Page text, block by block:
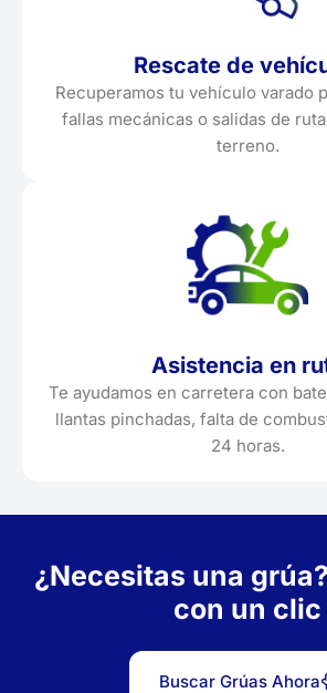
Rescate de
Recuperamos tu vehículo varado
fallas mecánicas o salidas de
terreno.
Asistencia en
Te ayudamos en carretera con
llantas pinchadas, falta de
24 horas.
¿Necesitas una
con un clic
Buscar Grúas Ahora